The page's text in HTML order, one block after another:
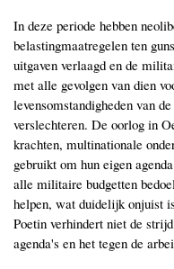
In deze periode hebben
belastingmaatregelen ten
uitgaven verlaagd en de
met alle gevolgen van dien
levensomstandigheden van
verslechteren. De oorlog in
krachten, multinationale
gebruikt om hun eigen
alle militaire budgetten
helpen, wat duidelijk onjuist
Poetin verhindert niet de
agenda's en het tegen de